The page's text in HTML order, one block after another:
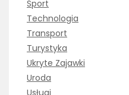
Sport
Technologia
Transport
Turystyka
Ukryte Zajawki
Uroda